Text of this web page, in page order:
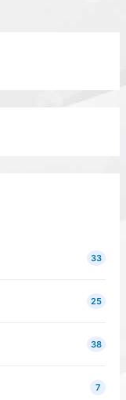
33
25
38
7